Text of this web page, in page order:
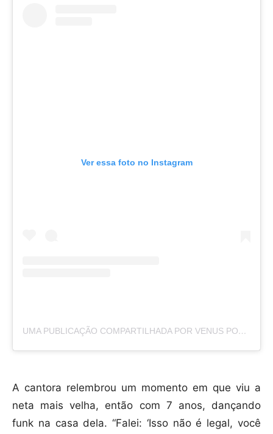
Ver essa foto no Instagram
UMA PUBLICAÇÃO COMPARTILHADA POR VENUS PODCAST (@OVENUSPODCAST)
A cantora relembrou um momento em que viu a
neta mais velha, então com 7 anos, dançando
funk na casa dela. “Falei: ‘Isso não é legal, você